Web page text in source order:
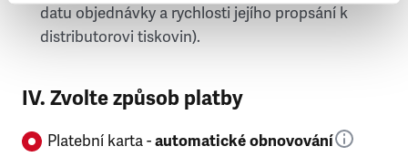
datu objednávky a rychlosti jejího propsání k
distributorovi tiskovin).
IV. Zvolte způsob platby
Platební karta -automatické obnovování